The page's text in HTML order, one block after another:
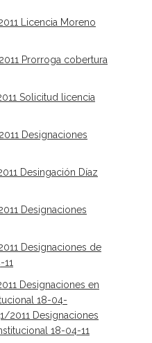
Licencia Moreno
Prorroga cobertura
Solicitud licencia
Designaciones
Desingación Díaz
Designaciones
Designaciones de
Designaciones en
18-04-
2011 Designaciones
18-04-11